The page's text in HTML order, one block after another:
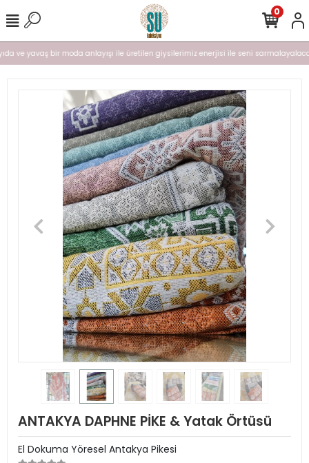
ve yavaş bir moda anlayışı ile üretilen giysilerimiz enerjisi ile seni
0
ANTAKYA DAPHNE PİKE & Yatak Örtüsü
El Dokuma Yöresel Antakya Pikesi